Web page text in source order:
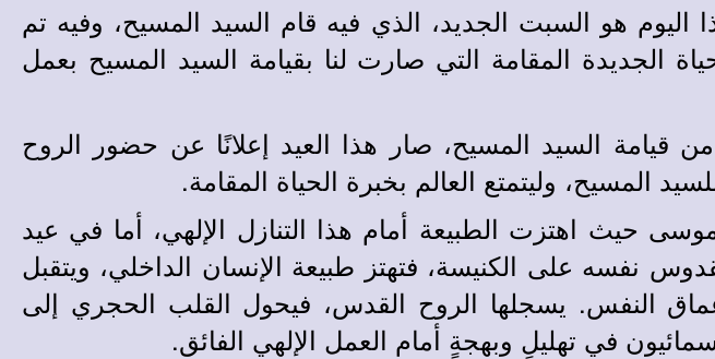
هو السبت الجديد، الذي فيه قام السيد المسيح، وفيه تم
الجديدة المقامة التي صارت لنا بقيامة السيد المسيح بعمل
السيد المسيح، صار هذا العيد إعلانًا عن حضور الروح
المسيح، وليتمتع العالم بخبرة الحياة المقامة.
حيث اهتزت الطبيعة أمام هذا التنازل الإلهي، أما في عيد
نفسه على الكنيسة، فتهتز طبيعة الإنسان الداخلي، ويتقبل
النفس. يسجلها الروح القدس، فيحول القلب الحجري إلى
في تهليلٍ وبهجةٍ أمام العمل الإلهي الفائق.